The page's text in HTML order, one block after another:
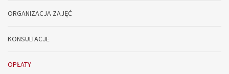
ORGANIZACJA ZAJĘĆ
KONSULTACJE
OPŁATY